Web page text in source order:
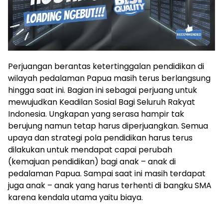
Perjuangan berantas ketertinggalan pendidikan di
wilayah pedalaman Papua masih terus berlangsung
hingga saat ini. Bagian ini sebagai perjuang untuk
mewujudkan Keadilan Sosial Bagi Seluruh Rakyat
Indonesia. Ungkapan yang serasa hampir tak
berujung namun tetap harus diperjuangkan. Semua
upaya dan strategi pola pendidikan harus terus
dilakukan untuk mendapat capai perubah
(kemajuan pendidikan) bagi anak – anak di
pedalaman Papua. Sampai saat ini masih terdapat
juga anak – anak yang harus terhenti di bangku SMA
karena kendala utama yaitu biaya.